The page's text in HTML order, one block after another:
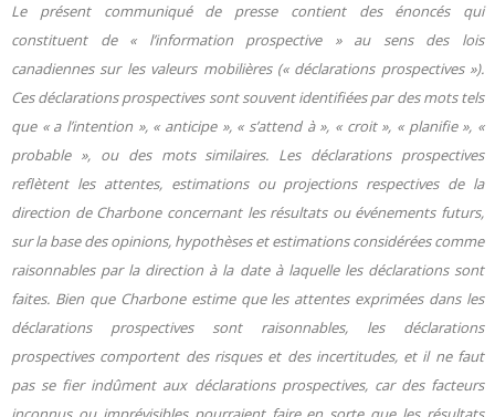
Le présent communiqué de presse contient des énoncés qui
constituent de « l’information prospective » au sens des lois
canadiennes sur les valeurs mobilières (« déclarations prospectives »).
Ces déclarations prospectives sont souvent identifiées par des mots tels
que « a l’intention », « anticipe », « s’attend à », « croit », « planifie », «
probable », ou des mots similaires. Les déclarations prospectives
reflètent les attentes, estimations ou projections respectives de la
direction de Charbone concernant les résultats ou événements futurs,
sur la base des opinions, hypothèses et estimations considérées comme
raisonnables par la direction à la date à laquelle les déclarations sont
faites. Bien que Charbone estime que les attentes exprimées dans les
déclarations prospectives sont raisonnables, les déclarations
prospectives comportent des risques et des incertitudes, et il ne faut
pas se fier indûment aux déclarations prospectives, car des facteurs